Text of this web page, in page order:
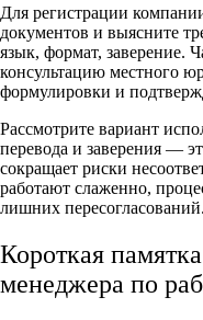
Для регистрации
документов и выясните
язык, формат, заверение.
консультацию местного
формулировки и
Рассмотрите вариант
перевода и заверения —
сокращает риски
работают слаженно,
лишних пересогласований.
Короткая
менеджера по